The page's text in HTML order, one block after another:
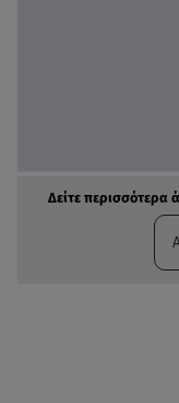
Δείτε περισσότερα